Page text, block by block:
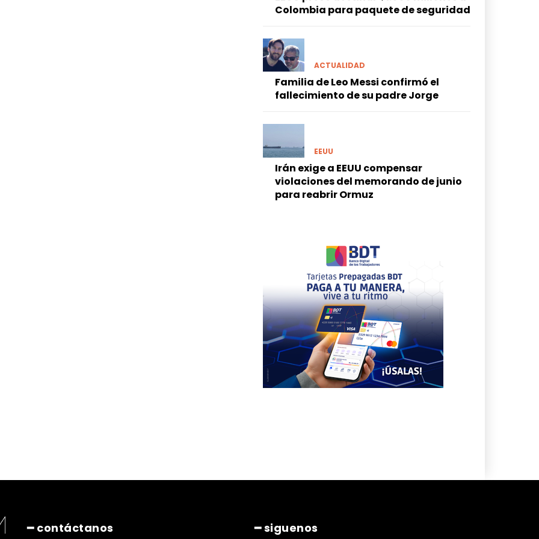
Colombia para paquete de seguridad
ACTUALIDAD
Familia de Leo Messi confirmó el
fallecimiento de su padre Jorge
EEUU
Irán exige a EEUU compensar
violaciones del memorando de junio
para reabrir Ormuz
━ contáctanos ━ siguenos